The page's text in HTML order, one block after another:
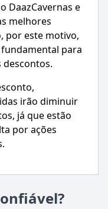
DaazCavernas e
melhores
por este motivo,
para
irão diminuir
já que estão
por ações